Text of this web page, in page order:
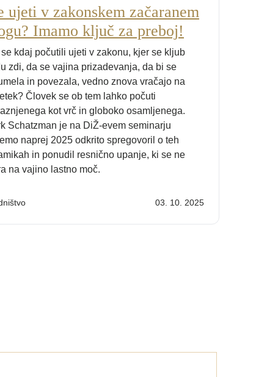
ujeti v zakonskem začaranem
Imamo ključ za preboj!
se kdaj počutili ujeti v zakonu, kjer se kljub
zdi, da se vajina prizadevanja, da bi se
in povezala, vedno znova vračajo na
Človek se ob tem lahko počuti
kot vrč in globoko osamljenega.
Schatzman je na DiŽ-evem seminarju
naprej 2025 odkrito spregovoril o teh
in ponudil resnično upanje, ki se ne
na vajino lastno moč.
03. 10. 2025